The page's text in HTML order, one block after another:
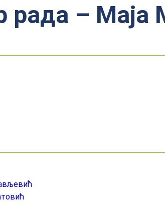
рада –